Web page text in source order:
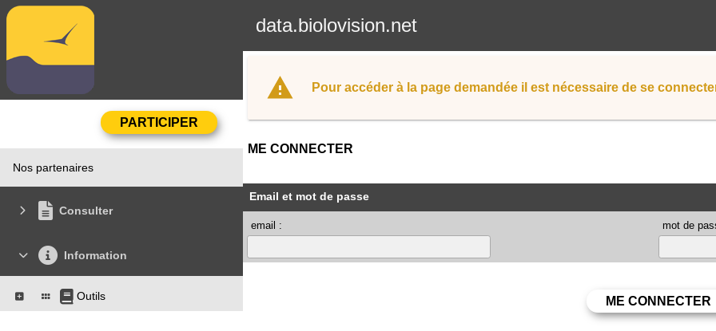
data.biolovision.net
Nos partenaires
Consulter
Information
Outils
Pour accéder à la page demandée il est nécessaire de se
ME CONNECTER
Email et mot de passe
email : mot de